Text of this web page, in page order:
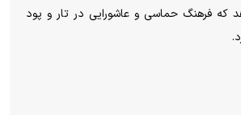
که فرهنگ حماسی و عاشورایی در تار و پود